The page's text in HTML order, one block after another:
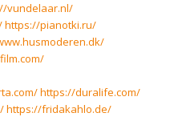
vundelaar.nl/
https://pianotki.ru/
https://duralife.com/
https://fridakahlo.de/